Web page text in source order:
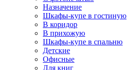
Назначение
Шкафы-купе в гостиную
В коридор
В прихожую
Шкафы-купе в спальню
Детские
Офисные
Для книг